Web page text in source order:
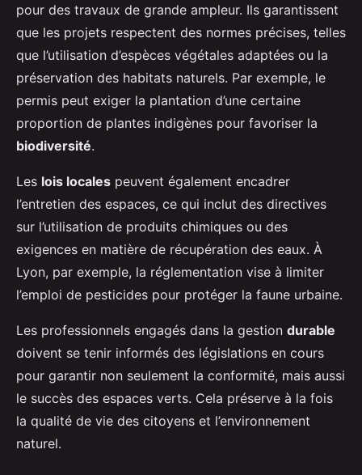
pour des travaux de grande ampleur. Ils garantissent
que les projets respectent des normes précises, telles
que l’utilisation d’espèces végétales adaptées ou la
préservation des habitats naturels. Par exemple, le
permis peut exiger la plantation d’une certaine
proportion de plantes indigènes pour favoriser la
biodiversité.
Les lois locales peuvent également encadrer
l’entretien des espaces, ce qui inclut des directives
sur l’utilisation de produits chimiques ou des
exigences en matière de récupération des eaux. À
Lyon, par exemple, la réglementation vise à limiter
l’emploi de pesticides pour protéger la faune urbaine.
Les professionnels engagés dans la gestion durable
doivent se tenir informés des législations en cours
pour garantir non seulement la conformité, mais aussi
le succès des espaces verts. Cela préserve à la fois
la qualité de vie des citoyens et l’environnement
naturel.